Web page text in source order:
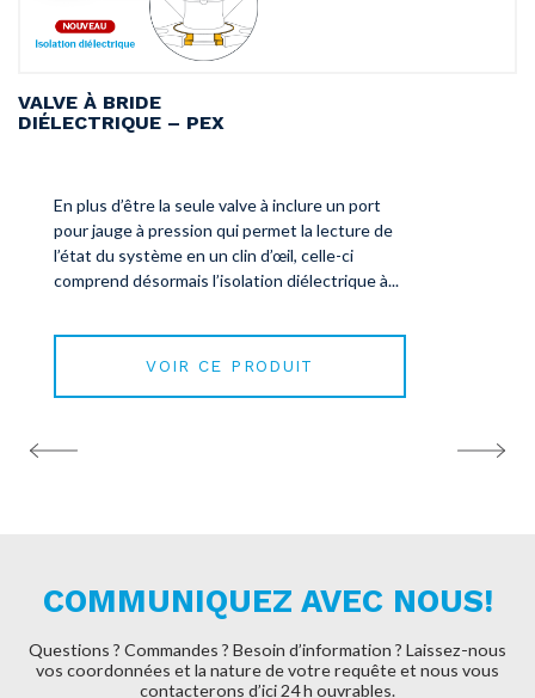
VALVE À BRIDE
DIÉLECTRIQUE – PEX
En plus d’être la seule valve à inclure un port
pour jauge à pression qui permet la lecture de
l’état du système en un clin d’œil, celle-ci
comprend désormais l’isolation diélectrique à...
VOIR CE PRODUIT
COMMUNIQUEZ AVEC NOUS!
Questions ? Commandes ? Besoin d’information ? Laissez-nous
vos coordonnées et la nature devotre requête et nous vous
contacterons d’ici 24 h ouvrables.